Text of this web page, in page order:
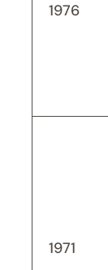
1976
1971